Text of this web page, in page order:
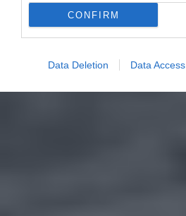
CONFIRM
Data Deletion Data Access